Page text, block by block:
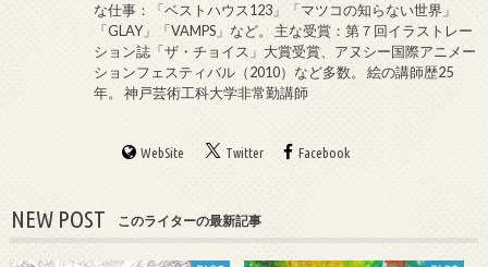
な仕事：「ベストハウス123」「マツコの知らない世界」
「GLAY」「VAMPS」など。 主な受賞：第７回イラストレー
ション誌「ザ・チョイス」大賞受賞、アヌシー国際アニメー
ションフェスティバル（2010）など多数。 絵の講師歴25
年。 神戸芸術工科大学非常勤講師
WebSite Twitter Facebook
NEW POST このライターの最新記事